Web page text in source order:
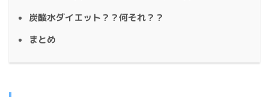
炭酸水ダイエット？？何それ？？
まとめ